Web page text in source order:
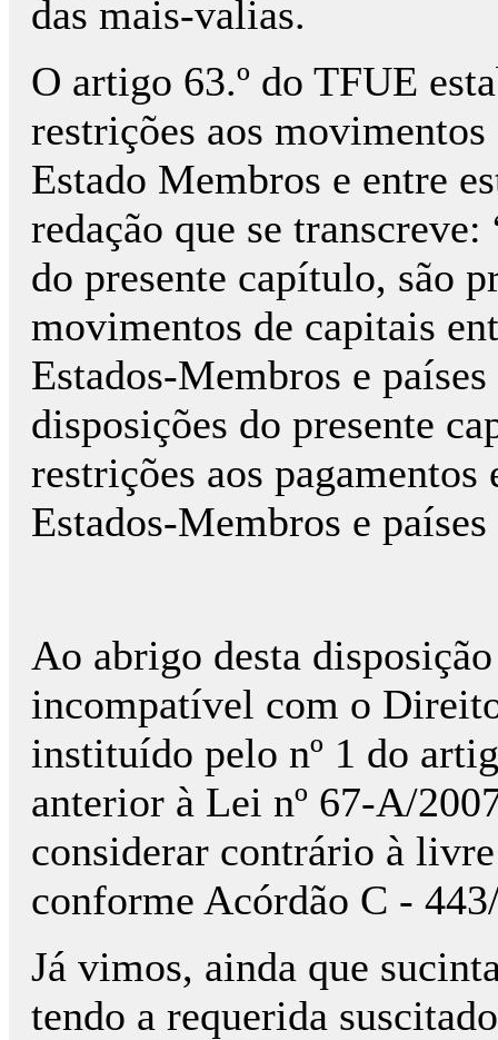
das mais-valias.
O artigo 63.º do TFUE
restrições aos
Estado Membros e entre
redação que se
do presente capítulo, são
movi­mentos de capitais
Estados-Membros e
disposições do presente
restrições aos
Estados-Membros e
Ao abrigo desta
incompatível com o
instituído pelo nº 1 do
anterior à Lei nº 67-A/
considerar contrário à
conforme Acórdão C -
Já vimos, ainda que
tendo a requerida